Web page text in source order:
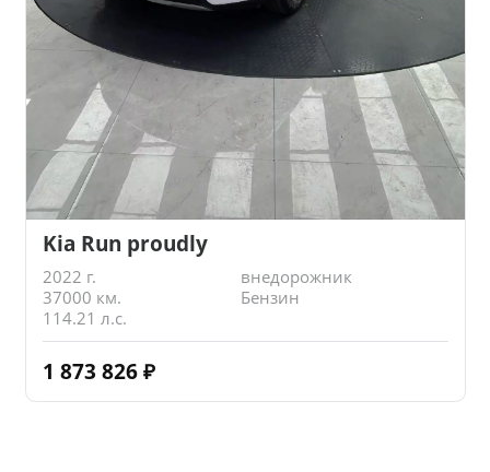
Kia Run proudly
2022 г.
внедорожник
37000 км.
Бензин
114.21 л.с.
1 873 826 ₽